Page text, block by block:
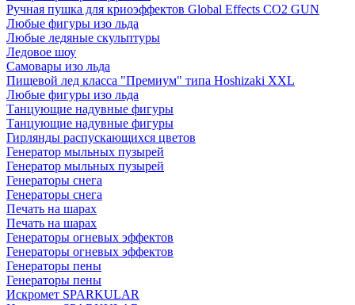
Ручная пушка для криоэффектов Global Effects CO2 GUN
Любые фигуры изо льда
Любые ледяные скульптуры
Ледовое шоу
Самовары изо льда
Пищевой лед класса "Премиум" типа Hoshizaki XXL
Любые фигуры изо льда
Танцующие надувные фигуры
Танцующие надувные фигуры
Гирлянды распускающихся цветов
Генератор мыльных пузырей
Генератор мыльных пузырей
Генераторы снега
Генераторы снега
Печать на шарах
Печать на шарах
Генераторы огневых эффектов
Генераторы огневых эффектов
Генераторы пены
Генераторы пены
Искромет SPARKULAR